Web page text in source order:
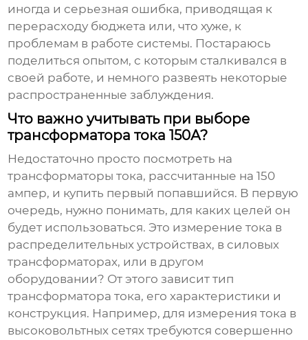
иногда и серьезная ошибка, приводящая к
перерасходу бюджета или, что хуже, к
проблемам в работе системы. Постараюсь
поделиться опытом, с которым сталкивался в
своей работе, и немного развеять некоторые
распространенные заблуждения.
Что важно учитывать при выборе
трансформатора тока 150А?
Недостаточно просто посмотреть на
трансформаторы тока, рассчитанные на 150
ампер, и купить первый попавшийся. В первую
очередь, нужно понимать, для каких целей он
будет использоваться. Это измерение тока в
распределительных устройствах, в силовых
трансформаторах, или в другом
оборудовании? От этого зависит тип
трансформатора тока, его характеристики и
конструкция. Например, для измерения тока в
высоковольтных сетях требуются совершенно